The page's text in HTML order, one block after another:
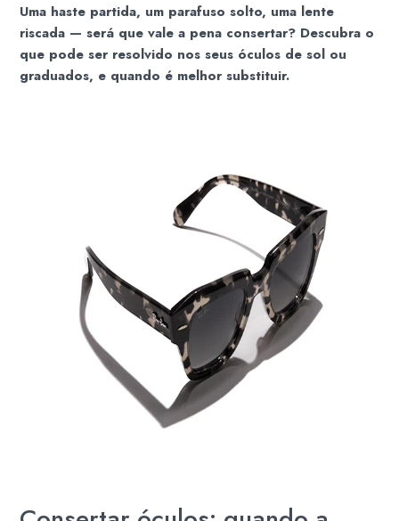
Uma haste partida, um parafuso solto, uma lente
riscada — será que vale a pena consertar? Descubra o
que pode ser resolvido nos seus óculos de sol ou
graduados, e quando é melhor substituir.